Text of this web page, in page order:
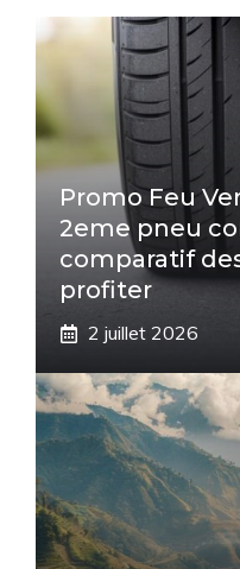
Promo Feu
2eme pneu
comparatif
profiter
2 juillet 2026